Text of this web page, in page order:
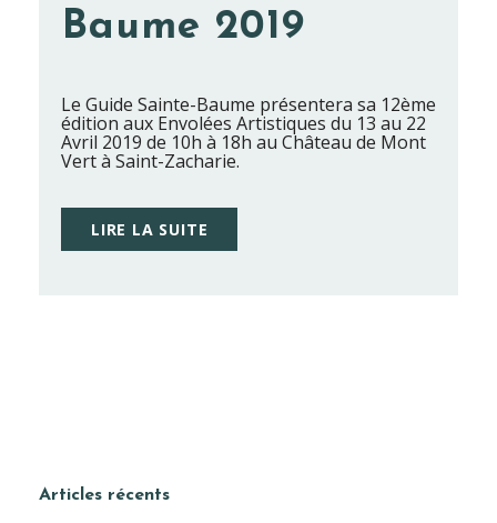
Baume 2019
Le Guide Sainte-Baume présentera sa 12ème
édition aux Envolées Artistiques du 13 au 22
Avril 2019 de 10h à 18h au Château de Mont
Vert à Saint-Zacharie.
LIRE LA SUITE
Articles récents